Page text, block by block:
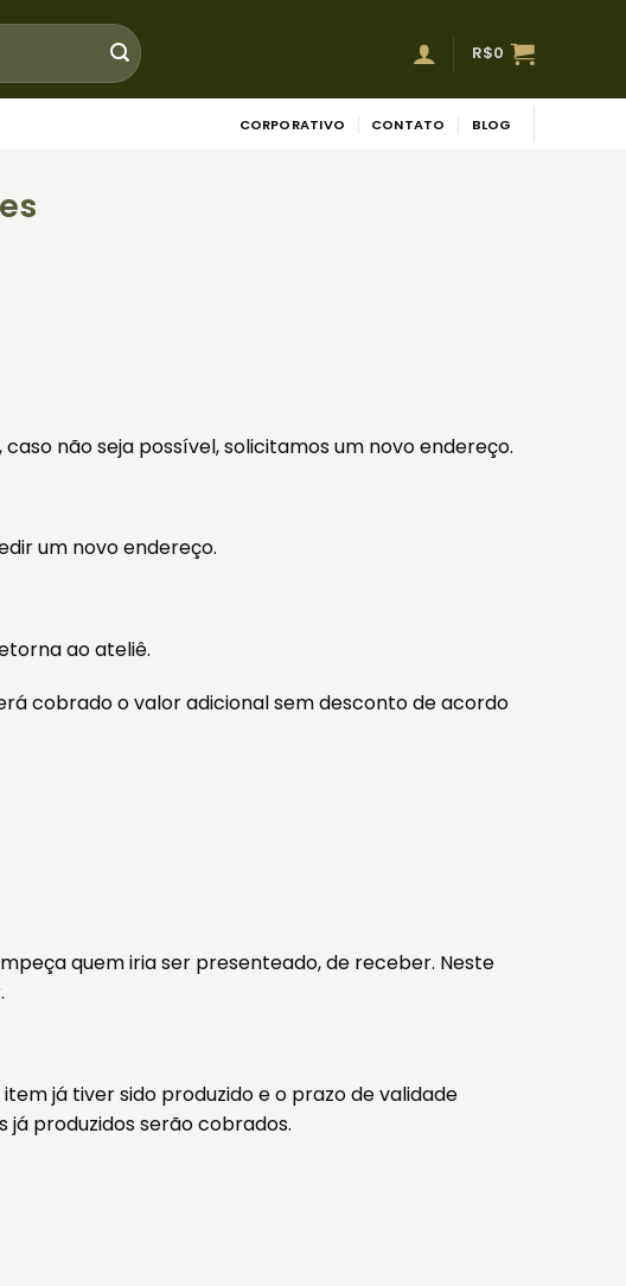
R$0
CORPORATIVO CONTATO BLOG
não seja possível, solicitamos um novo endereço.
um novo endereço.
ao ateliê.
cobrado o valor adicional sem desconto de acordo
quem iria ser presenteado, de receber. Neste
já tiver sido produzido e o prazo de validade
produzidos serão cobrados.